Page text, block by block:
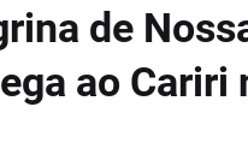
de
ao Cariri